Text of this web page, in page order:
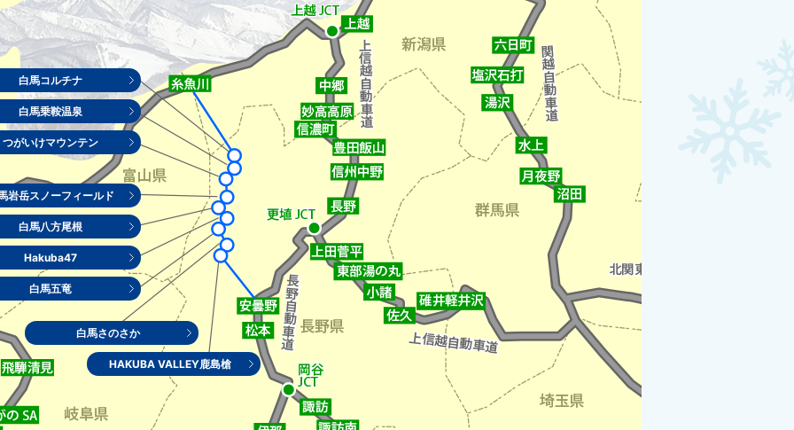
白馬コルチナ
白馬乗鞍温泉
つがいけマウンテン
岩岳スノーフィールド
白馬八方尾根
Hakuba47
白馬五竜
白馬さのさか
HAKUBA VALLEY鹿島槍